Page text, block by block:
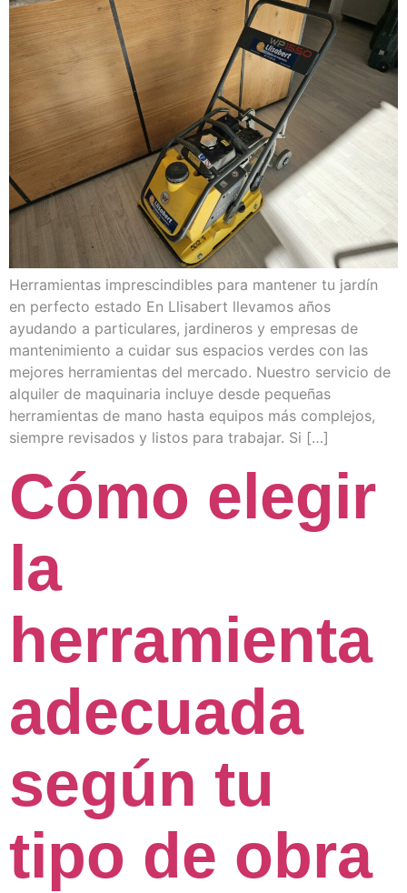
Herramientas imprescindibles para mantener tu jardín
en perfecto estado En Llisabert llevamos años
ayudando a particulares, jardineros y empresas de
mantenimiento a cuidar sus espacios verdes con las
mejores herramientas del mercado. Nuestro servicio de
alquiler de maquinaria incluye desde pequeñas
herramientas de mano hasta equipos más complejos,
siempre revisados y listos para trabajar. Si […]
Cómo elegir
la
herramienta
adecuada
según tu
tipo de obra